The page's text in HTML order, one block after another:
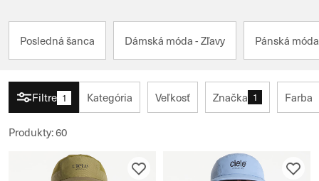
Posledná šanca Dámská móda - Zľavy Pánská
Filtre 1 Kategória Veľkosť Značka 1 Farba
Produkty:60